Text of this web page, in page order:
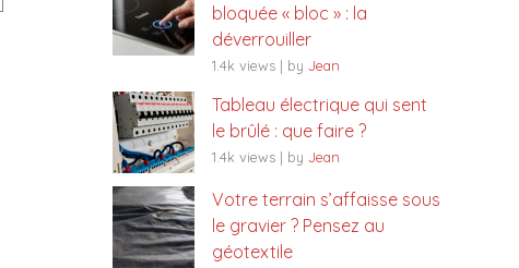
bloquée « bloc » : la
déverrouiller
1.4k views | by Jean
Tableau électrique qui sent
le brûlé : que faire ?
1.4k views | by Jean
Votre terrain s’affaisse sous
le gravier ? Pensez au
géotextile